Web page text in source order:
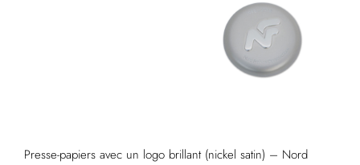
Presse-papiers avec un logo brillant (nickel satin) – Nord